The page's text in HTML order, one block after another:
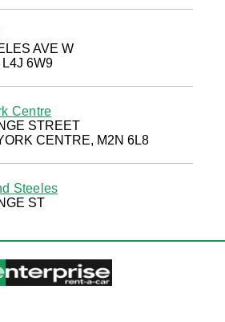
AVE W
6W9
Centre
STREET
CENTRE, M2N 6L8
Steeles
ST